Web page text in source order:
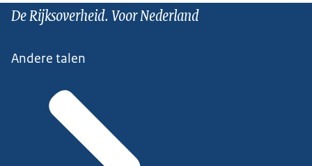
De Rijksoverheid. Voor Nederland
Andere talen